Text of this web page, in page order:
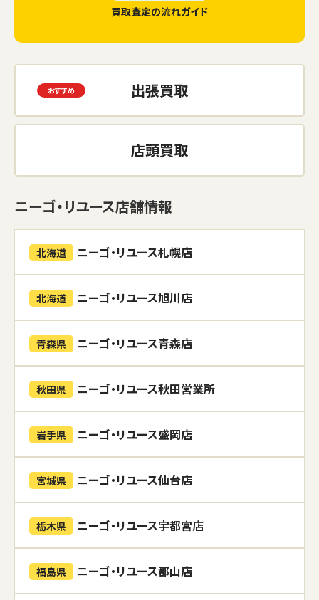
買取査定の流れガイド
出張買取
店頭買取
ニーゴ・リユース店舗情報
北海道 ニーゴ・リユース札幌店
北海道 ニーゴ・リユース旭川店
青森県 ニーゴ・リユース青森店
秋田県 ニーゴ・リユース秋田営業所
岩手県 ニーゴ・リユース盛岡店
宮城県 ニーゴ・リユース仙台店
栃木県 ニーゴ・リユース宇都宮店
福島県 ニーゴ・リユース郡山店